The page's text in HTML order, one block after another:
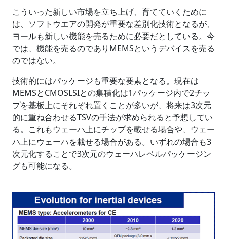
こういった新しい市場を立ち上げ、育てていくために
は、ソフトウエアの開発が重要な差別化技術となるが、
ヨールも新しい機能を売るために必要だとしている。今
では、機能を売るのでありMEMSというデバイスを売る
のではない。
技術的にはパッケージも重要な要素となる。現在は
MEMSとCMOSLSIとの集積化は1パッケージ内で2チッ
プを基板上にそれぞれ置くことが多いが、将来は3次元
的に重ね合わせるTSVの手法が求められると予想してい
る。これもウェーハ上にチップを載せる場合や、ウェー
ハ上にウェーハを載せる場合がある。いずれの場合も3
次元化することで3次元のウェーハレベルパッケージン
グも可能になる。